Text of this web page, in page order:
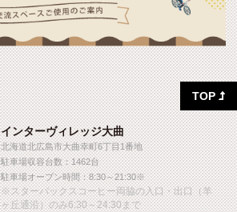
インターヴィレッジ大曲
北海道北広島市大曲幸町6丁目1番地
駐車場収容台数：1462台
駐車場オープン時間：8:30～21:30※
※スターバックスコーヒー両脇の入口・出口（羊
ヶ丘通沿）のみ6:30～24:30まで
TOP 